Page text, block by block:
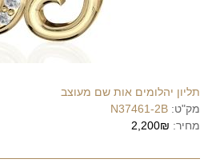
תליון יהלומים אות שם מעוצב
מק"ט: N37461-2B
מחיר: 2,200₪